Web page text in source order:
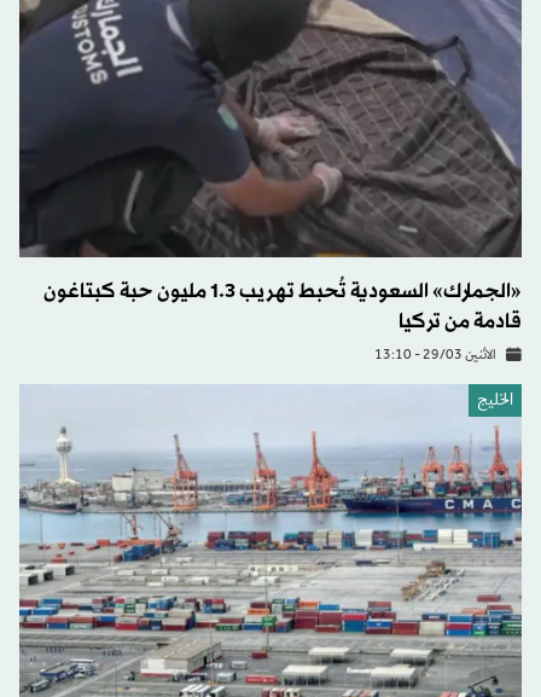
«الجمارك» السعودية تُحبط تهريب 1.3 مليون حبة كبتاغون
قادمة من تركيا
الاثنين 29/03 - 13:10
الخليج